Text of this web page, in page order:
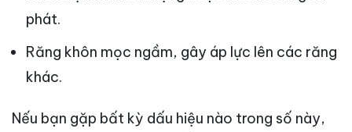
phát.
Răng khôn mọc ngầm, gây áp lực lên các răng
khác.
Nếu bạn gặp bất kỳ dấu hiệu nào trong số này,